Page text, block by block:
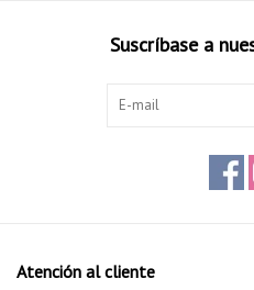
Suscríbase a
Atención al cliente